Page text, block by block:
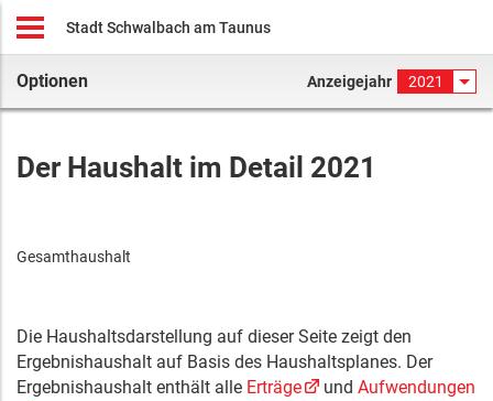
Stadt Schwalbach am Taunus
Optionen Anzeigejahr 2021
Der Haushalt im Detail 2021
Gesamthaushalt
Die Haushaltsdarstellung auf dieser Seite zeigt den
Ergebnishaushalt auf Basis des Haushaltsplanes. Der
Ergebnishaushalt enthält alle Erträge und Aufwendungen